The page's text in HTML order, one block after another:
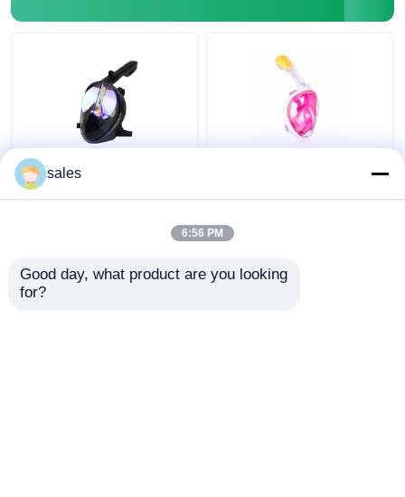
সিলিকন 180 ডিগ্রি ফুল ফেস
স্নোরকেল ডাইভিং ব্যবহার করে
sales
6:56 PM
Good day, what product are you looking
for?